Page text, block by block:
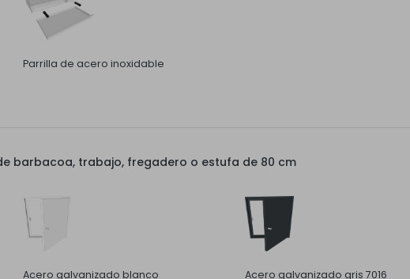
Parrilla de acero inoxidable
barbacoa, trabajo, fregadero o estufa de 80 cm
Acero galvanizado blanco Acero galvanizado gris 7016